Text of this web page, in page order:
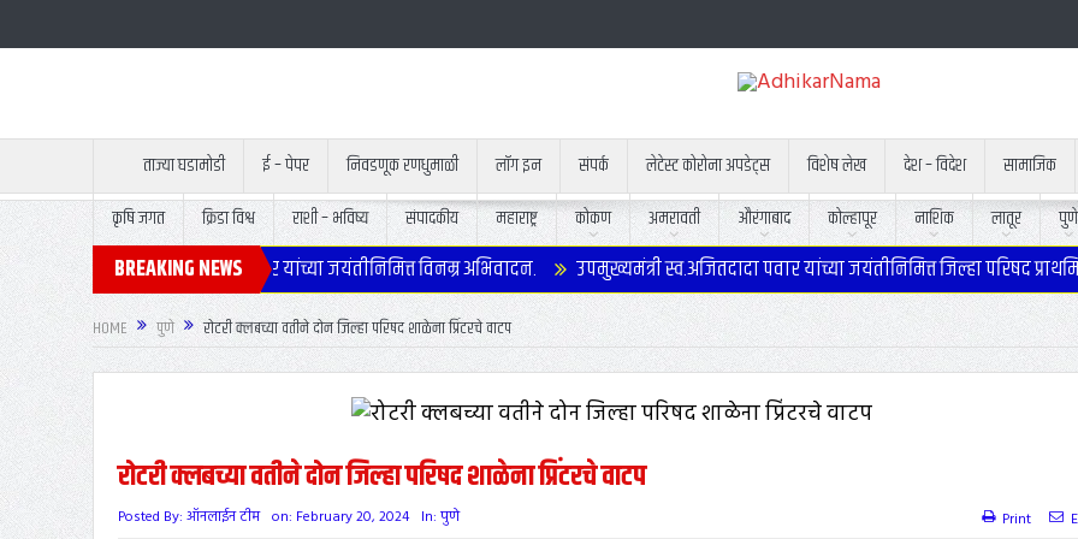
ताज्या घडामोडी ई – पेपर निवडणूक रणधुमाळी लॉग इन संपर्क लेटेस्ट कोरोना अपडेट्स विशेष लेख देश – विदेश सामाजिक
कृषि जगत
क्रिडा विश्व राशी – भविष्य संपादकीय महाराष्ट्र कोकण अमरावती औरंगाबाद कोल्हापूर नाशिक लातूर पुणे
BREAKING NEWS
स्व.अजितदादा पवार यांच्या जयंतीनिमित्त विनम्र अभिवादन. उपमुख्यमंत्री स्व.अजितदादा पवार यांच्या जयंतीनिमित्त जिल्हा परिषद
HOME पुणे रोटरी क्लबच्या वतीने दोन जिल्हा परिषद शाळेना प्रिंटरचे वाटप
रोटरी क्लबच्या वतीने दोन जिल्हा परिषद शाळेना प्रिंटरचे वाटप
Posted By: ऑनलाईन टीम on: February 20, 2024 In: पुणे Print